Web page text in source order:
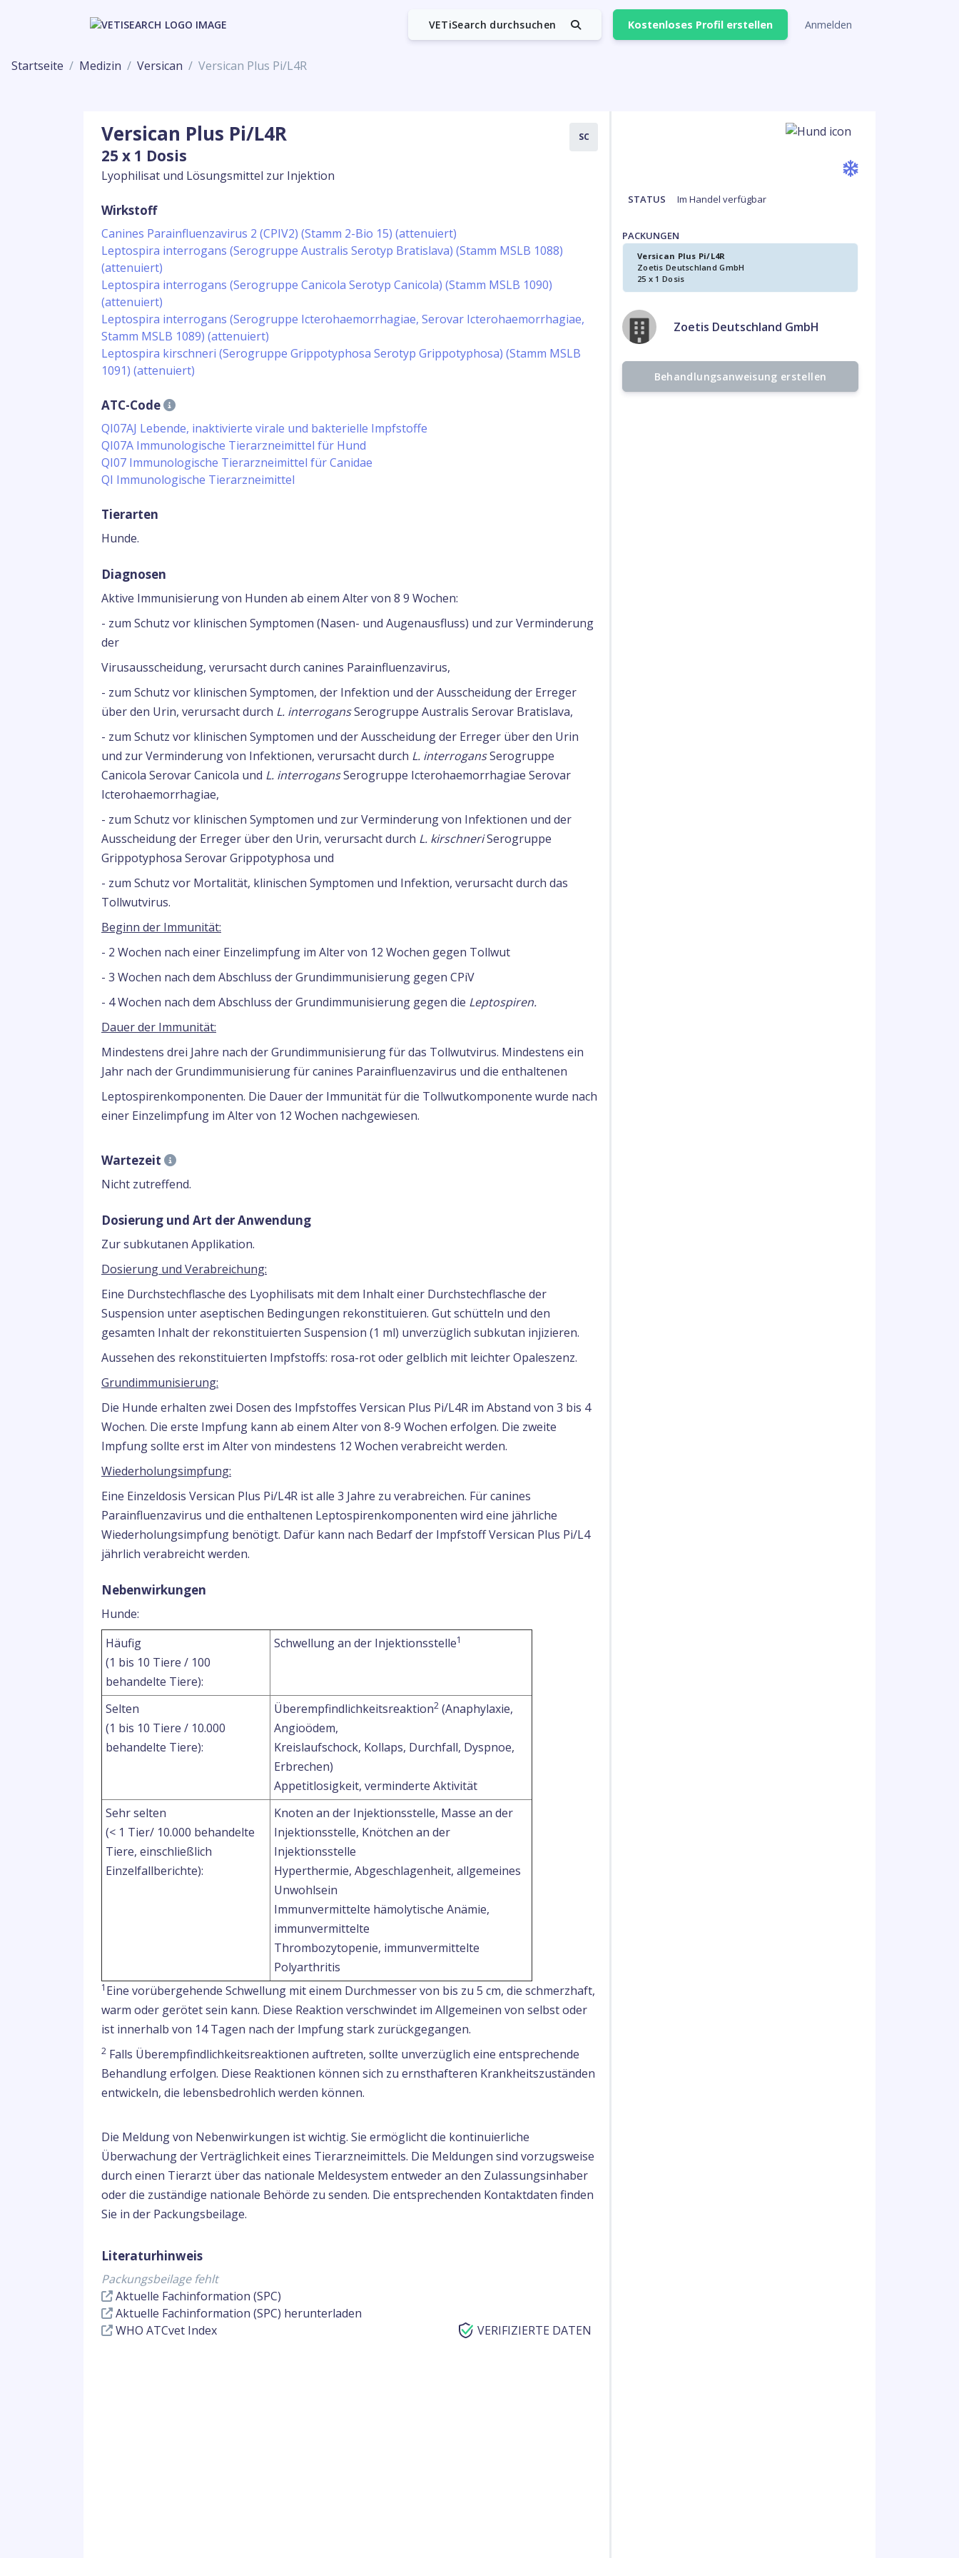
VETiSearch durchsuchen Kostenloses Profil erstellen Anmelden
Startseite Medizin Versican Versican Plus Pi/L4R
Versican Plus Pi/L4R
25 x 1 Dosis
Lyophilisat und Lösungsmittel zur Injektion
SC
Wirkstoff
Canines Parainfluenzavirus 2 (CPIV2) (Stamm 2-Bio 15) (attenuiert)
Leptospira interrogans (Serogruppe Australis Serotyp Bratislava) (Stamm MSLB 1088)
(attenuiert)
Leptospira interrogans (Serogruppe Canicola Serotyp Canicola) (Stamm MSLB 1090)
(attenuiert)
Leptospira interrogans (Serogruppe Icterohaemorrhagiae, Serovar Icterohaemorrhagiae,
Stamm MSLB 1089) (attenuiert)
Leptospira kirschneri (Serogruppe Grippotyphosa Serotyp Grippotyphosa) (Stamm MSLB
1091) (attenuiert)
ATC-Code
QI07AJ Lebende, inaktivierte virale und bakterielle Impfstoffe
QI07A Immunologische Tierarzneimittel für Hund
QI07 Immunologische Tierarzneimittel für Canidae
QI Immunologische Tierarzneimittel
Tierarten
Hunde.
Diagnosen
Aktive Immunisierung von Hunden ab einem Alter von 8 9 Wochen:
- zum Schutz vor klinischen Symptomen (Nasen- und Augenausfluss) und zur Verminderung
der
Virusausscheidung, verursacht durch canines Parainfluenzavirus,
- zum Schutz vor klinischen Symptomen, der Infektion und der Ausscheidung der Erreger
über den Urin, verursacht durch L. interrogansSerogruppe Australis Serovar Bratislava,
- zum Schutz vor klinischen Symptomen und der Ausscheidung der Erreger über den Urin
und zur Verminderung von Infektionen, verursacht durch L. interrogansSerogruppe
Canicola Serovar Canicola und L. interrogansSerogruppe Icterohaemorrhagiae Serovar
Icterohaemorrhagiae,
- zum Schutz vor klinischen Symptomen und zur Verminderung von Infektionen und der
Ausscheidung der Erreger über den Urin, verursacht durch L. kirschneriSerogruppe
Grippotyphosa Serovar Grippotyphosa und
- zum Schutz vor Mortalität, klinischen Symptomen und Infektion, verursacht durch das
Tollwutvirus.
Beginn der Immunität:
- 2 Wochen nach einer Einzelimpfung im Alter von 12 Wochen gegen Tollwut
- 3 Wochen nach dem Abschluss der Grundimmunisierung gegen CPiV
- 4 Wochen nach dem Abschluss der Grundimmunisierung gegen die Leptospiren.
Dauer der Immunität:
Mindestens drei Jahre nach der Grundimmunisierung für das Tollwutvirus. Mindestens ein
Jahr nach der Grundimmunisierung für canines Parainfluenzavirus und die enthaltenen
Leptospirenkomponenten. Die Dauer der Immunität für die Tollwutkomponente wurde nach
einer Einzelimpfung im Alter von 12 Wochen nachgewiesen.
Wartezeit
Nicht zutreffend.
Dosierung und Art der Anwendung
Zur subkutanen Applikation.
Dosierung und Verabreichung:
Eine Durchstechflasche des Lyophilisats mit dem Inhalt einer Durchstechflasche der
Suspension unter aseptischen Bedingungen rekonstituieren. Gut schütteln und den
gesamten Inhalt der rekonstituierten Suspension (1 ml) unverzüglich subkutan injizieren.
Aussehen des rekonstituierten Impfstoffs: rosa-rot oder gelblich mit leichter Opaleszenz.
Grundimmunisierung:
Die Hunde erhalten zwei Dosen des Impfstoffes Versican Plus Pi/L4R im Abstand von 3 bis 4
Wochen. Die erste Impfung kann ab einem Alter von 8-9 Wochen erfolgen. Die zweite
Impfung sollte erst im Alter von mindestens 12 Wochen verabreicht werden.
Wiederholungsimpfung:
Eine Einzeldosis Versican Plus Pi/L4R ist alle 3 Jahre zu verabreichen. Für canines
Parainfluenzavirus und die enthaltenen Leptospirenkomponenten wird eine jährliche
Wiederholungsimpfung benötigt. Dafür kann nach Bedarf der Impfstoff Versican Plus Pi/L4
jährlich verabreicht werden.
Nebenwirkungen
Hunde:
Häufig
(1 bis 10 Tiere / 100
behandelte Tiere):
Schwellung an der Injektionsstelle1
Selten
(1 bis 10 Tiere / 10.000
behandelte Tiere):
Überempfindlichkeitsreaktion2 (Anaphylaxie,
Angioödem,
Kreislaufschock, Kollaps, Durchfall, Dyspnoe,
Erbrechen)
Appetitlosigkeit, verminderte Aktivität
Sehr selten
(< 1 Tier/ 10.000 behandelte
Tiere, einschließlich
Einzelfallberichte):
Knoten an der Injektionsstelle, Masse an der
Injektionsstelle, Knötchen an der
Injektionsstelle
Hyperthermie, Abgeschlagenheit, allgemeines
Unwohlsein
Immunvermittelte hämolytische Anämie,
immunvermittelte
Thrombozytopenie, immunvermittelte
Polyarthritis
1 Eine vorübergehende Schwellung mit einem Durchmesser von bis zu 5 cm, die schmerzhaft,
warm oder gerötet sein kann. Diese Reaktion verschwindet im Allgemeinen von selbst oder
ist innerhalb von 14 Tagen nach der Impfung stark zurückgegangen.
2 Falls Überempfindlichkeitsreaktionen auftreten, sollte unverzüglich eine entsprechende
Behandlung erfolgen. Diese Reaktionen können sich zu ernsthafteren Krankheitszuständen
entwickeln, die lebensbedrohlich werden können.
Die Meldung von Nebenwirkungen ist wichtig. Sie ermöglicht die kontinuierliche
Überwachung der Verträglichkeit eines Tierarzneimittels. Die Meldungen sind vorzugsweise
durch einen Tierarzt über das nationale Meldesystem entweder an den Zulassungsinhaber
oder die zuständige nationale Behörde zu senden. Die entsprechenden Kontaktdaten finden
Sie in der Packungsbeilage.
Literaturhinweis
Packungsbeilage fehlt
Aktuelle Fachinformation (SPC)
Aktuelle Fachinformation (SPC) herunterladen
WHO ATCvet Index
VERIFIZIERTE DATEN
STATUS Im Handel verfügbar
PACKUNGEN
Versican Plus Pi/L4R
Zoetis Deutschland GmbH
25 x 1 Dosis
Zoetis Deutschland GmbH
Behandlungsanweisung erstellen